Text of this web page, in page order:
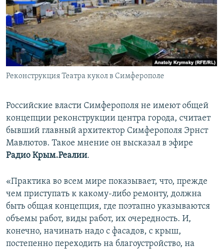
ПОБЕДИТЕЛЕЙ НЕ СУДЯТ?
КРЫМ.НЕПОКОРЕННЫЙ
ELIFBE
УКРАИНСКАЯ ПРОБЛЕМА КРЫМА
ПРИСОЕДИНЯЙТЕСЬ!
Все сайты RFE/RL
Реконструкция Театра кукол в Симферополе
Российские власти Симферополя не имеют общей
концепции реконструкции центра города, считает
бывший главный архитектор Симферополя Эрнст
Мавлютов. Такое мнение он высказал в эфире
Радио Крым.Реалии.
«Практика во всем мире показывает, что, прежде
чем приступать к какому-либо ремонту, должна
быть общая концепция, где поэтапно указываются
объемы работ, виды работ, их очередность. И,
конечно, начинать надо с фасадов, с крыш,
постепенно переходить на благоустройство, на